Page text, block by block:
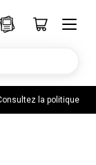
la politique